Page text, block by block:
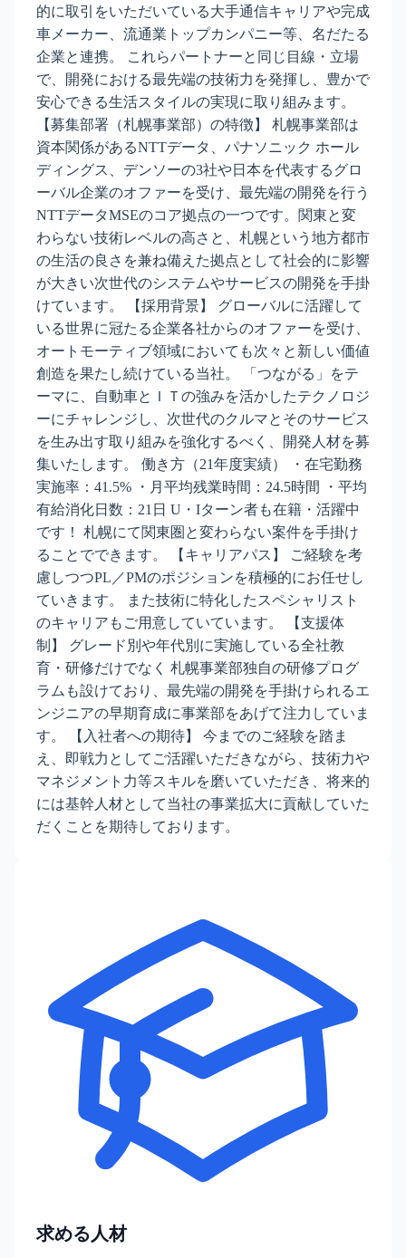
的に取引をいただいている大手通信キャリアや完成
車メーカー、流通業トップカンパニー等、名だたる
企業と連携。 これらパートナーと同じ目線・立場
で、開発における最先端の技術力を発揮し、豊かで
安心できる生活スタイルの実現に取り組みます。
【募集部署（札幌事業部）の特徴】 札幌事業部は
資本関係があるNTTデータ、パナソニック ホール
ディングス、デンソーの3社や日本を代表するグロ
ーバル企業のオファーを受け、最先端の開発を行う
NTTデータMSEのコア拠点の一つです。関東と変
わらない技術レベルの高さと、札幌という地方都市
の生活の良さを兼ね備えた拠点として社会的に影響
が大きい次世代のシステムやサービスの開発を手掛
けています。 【採用背景】 グローバルに活躍して
いる世界に冠たる企業各社からのオファーを受け、
オートモーティブ領域においても次々と新しい価値
創造を果たし続けている当社。 「つながる」をテ
ーマに、自動車とＩＴの強みを活かしたテクノロジ
ーにチャレンジし、次世代のクルマとそのサービス
を生み出す取り組みを強化するべく、開発人材を募
集いたします。 働き方（21年度実績） ・在宅勤務
実施率：41.5% ・月平均残業時間：24.5時間 ・平均
有給消化日数：21日 U・Iターン者も在籍・活躍中
です！ 札幌にて関東圏と変わらない案件を手掛け
ることでできます。 【キャリアパス】 ご経験を考
慮しつつPL／PMのポジションを積極的にお任せし
ていきます。 また技術に特化したスペシャリスト
のキャリアもご用意していています。 【支援体
制】 グレード別や年代別に実施している全社教
育・研修だけでなく 札幌事業部独自の研修プログ
ラムも設けており、最先端の開発を手掛けられるエ
ンジニアの早期育成に事業部をあげて注力していま
す。 【入社者への期待】 今までのご経験を踏ま
え、即戦力としてご活躍いただきながら、技術力や
マネジメント力等スキルを磨いていただき、将来的
には基幹人材として当社の事業拡大に貢献していた
だくことを期待しております。
求める人材